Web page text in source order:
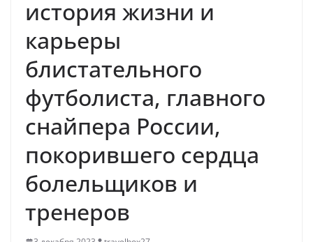
история жизни и
карьеры
блистательного
футболиста, главного
снайпера России,
покорившего сердца
болельщиков и
тренеров